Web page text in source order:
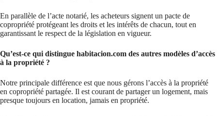
En parallèle de l’acte notarié, les acheteurs signent un pacte de
copropriété protégeant les droits et les intérêts de chacun, tout en
garantissant le respect de la législation en vigueur.
Qu’est-ce qui distingue habitacion.com des autres modèles d’accès
à la propriété ?
Notre principale différence est que nous gérons l’accès à la propriété
en copropriété partagée. Il est courant de partager un logement, mais
presque toujours en location, jamais en propriété.